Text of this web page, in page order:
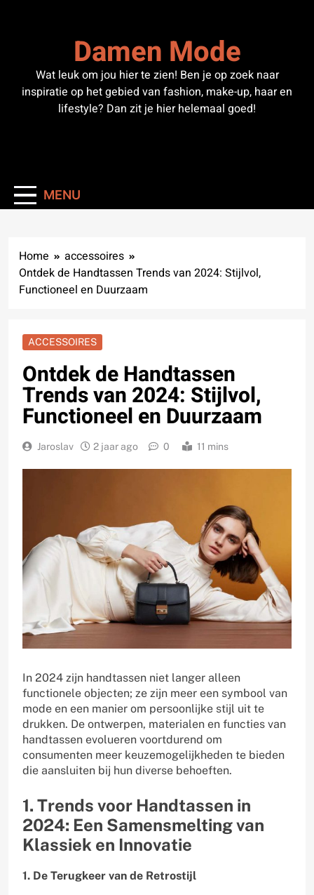
Damen Mode
Wat leuk om jou hier te zien! Ben je op zoek naar
inspiratie op het gebied van fashion, make-up, haar en
lifestyle? Dan zit je hier helemaal goed!
MENU
Home
accessoires
Ontdek de Handtassen Trends van 2024: Stijlvol,
Functioneel en Duurzaam
ACCESSOIRES
Ontdek de Handtassen
Trends van 2024: Stijlvol,
Functioneel en Duurzaam
Jaroslav 2 jaar ago 0 11 mins
In 2024 zijn handtassen niet langer alleen
functionele objecten; ze zijn meer een symbool van
mode en een manier om persoonlijke stijl uit te
drukken. De ontwerpen, materialen en functies van
handtassen evolueren voortdurend om
consumenten meer keuzemogelijkheden te bieden
die aansluiten bij hun diverse behoeften.
1. Trends voor Handtassen in
2024: Een Samensmelting van
Klassiek en Innovatie
1. De Terugkeer van de Retrostijl